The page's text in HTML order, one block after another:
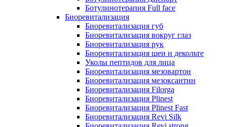
Ботулинотерапия Full face
Биоревитализация
Биоревитализация губ
Биоревитализация вокруг глаз
Биоревитализация рук
Биоревитализация шеи и декольте
Уколы пептидов для лица
Биоревитализация мезовартон
Биоревитализация мезоксантин
Биоревитализация Filorga
Биоревитализация Plinest
Биоревитализация Plinest Fast
Биоревитализация Revi Silk